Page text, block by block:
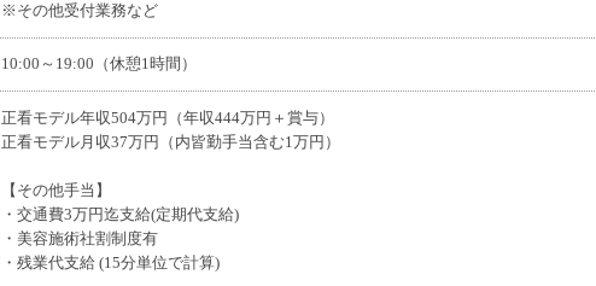
※その他受付業務など
10:00～19:00（休憩1時間）
正看モデル年収504万円（年収444万円＋賞与）
正看モデル月収37万円（内皆勤手当含む1万円）
【その他手当】
・交通費3万円迄支給(定期代支給)
・美容施術社割制度有
・残業代支給 (15分単位で計算)